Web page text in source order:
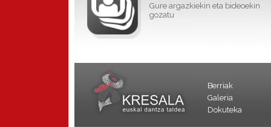
Gure argazkiekin eta bideoekin
gozatu
Berriak
Galeria
Dokuteka